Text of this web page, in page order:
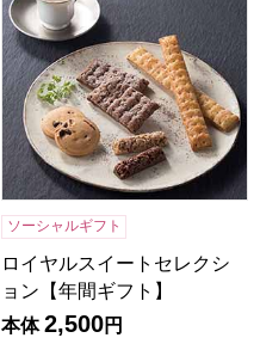
ソーシャルギフト
ロイヤルスイートセレクシ
ョン【年間ギフト】
本体 2,500円